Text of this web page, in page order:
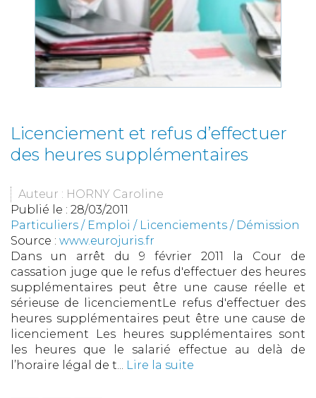
Licenciement et refus d’effectuer
des heures supplémentaires
Auteur : HORNY Caroline
Publié le : 28/03/2011
Particuliers / Emploi / Licenciements / Démission
Source : www.eurojuris.fr
Dans un arrêt du 9 février 2011 la Cour de
cassation juge que le refus d'effectuer des heures
supplémentaires peut être une cause réelle et
sérieuse de licenciementLe refus d'effectuer des
heures supplémentaires peut être une cause de
licenciement Les heures supplémentaires sont
les heures que le salarié effectue au delà de
l’horaire légal de t... Lire la suite